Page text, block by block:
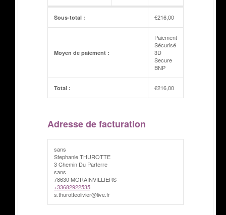
Sous-total : €216,00
Moyen de paiement :
Paiement
Sécurisé
3D
Secure
BNP
Total : €216,00
Adresse de facturation
sans
Stephanie THUROTTE
3 Chemin Du Parterre
sans
78630 MORAINVILLIERS
+33682922535
s.thurotteolivier@live.fr